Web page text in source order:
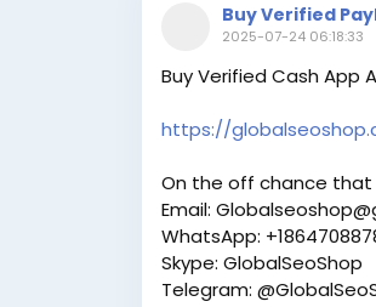
Buy Verified
2025-07-24 06:18:33
Buy Verified Cash App
https://
On the off chance
Email:
WhatsApp:
Skype: GlobalSeoShop
Telegram: